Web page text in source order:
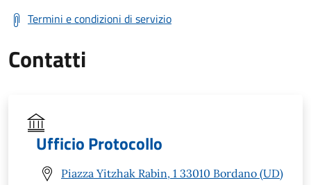
Termini e condizioni di servizio
Contatti
Ufficio Protocollo
Piazza Yitzhak Rabin, 1 33010 Bordano (UD)